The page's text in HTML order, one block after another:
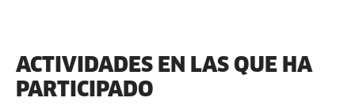
ACTIVIDADES EN LAS QUE HA
PARTICIPADO